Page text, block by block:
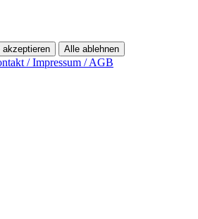
akzeptieren Alle ablehnen
/ Impressum / AGB